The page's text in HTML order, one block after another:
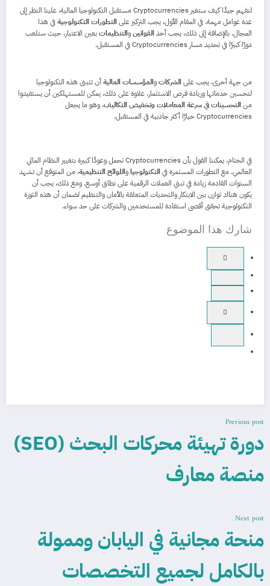
لنفهم جيدًا كيف ستغير Cryptocurrencies مستقبل التكنولوجيا المالية، علينا النظر إلى
عدة عوامل مهمة. في المقام الأول، يجب التركيز علىالتطورات التكنولوجيةفي هذا
المجال. بالإضافة إلى ذلك، يجب أخذالقوانينوالتنظيماتبعين الاعتبار، حيث ستلعب
دورًا كبيرًا في تحديد مسار Cryptocurrencies في المستقبل.
من جهة أخرى، يجب علىالشركاتوالمؤسسات الماليةأن تتبنى هذه التكنولوجيا
لتحسين خدماتها وزيادة فرص الاستثمار. علاوة على ذلك، يمكن للمستهلكين أن يستفيدوا
منالتحسينات في سرعة المعاملات وتخفيض التكاليف، وهو ما يجعل
Cryptocurrencies خيارًا أكثر جاذبية في المستقبل.
في الختام، يمكننا القول بأن Cryptocurrencies تحمل وعودًا كبيرة بتغيير النظام المالي
العالمي. مع التطورات المستمرة فيالتكنولوجياواللوائح التنظيمية، من المتوقع أن تشهد
السنوات القادمة زيادة في تبني العملات الرقمية على نطاق أوسع. ومع ذلك، يجب أن
يكون هناك توازن بين الابتكار والتحديات المتعلقة بالأمان والتنظيم لضمان أن هذه الثورة
التكنولوجية تحقق أقصى استفادة للمستخدمين والشركات على حد سواء.
شارك هذا الموضوع
Previous post
دورة تهيئة محركات البحث (SEO)
منصة معارف
Next post
منحة مجانية في اليابان وممولة
بالكامل لجميع التخصصات